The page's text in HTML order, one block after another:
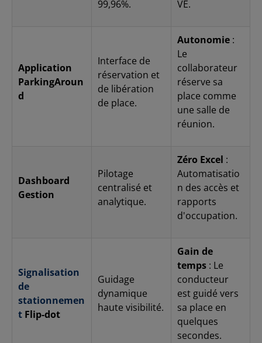
99,96%. VE.
Application
ParkingAroun
d
Interface de
réservation et
de libération
de place.
Autonomie :
Le
collaborateur
réserve sa
place comme
une salle de
réunion.
Dashboard
Gestion
Pilotage
centralisé et
analytique.
Zéro Excel :
Automatisatio
n des accès et
rapports
d'occupation.
Signalisation
de
stationnemen
t Flip-dot
Guidage
dynamique
haute visibilité.
Gain de
temps : Le
conducteur
est guidé vers
sa place en
quelques
secondes.